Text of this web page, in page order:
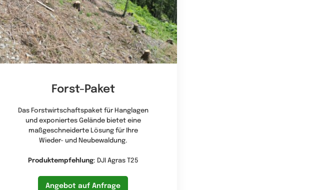
Forst-Paket
Das Forstwirtschaftspaket für Hanglagen
und exponiertes Gelände bietet eine
maßgeschneiderte Lösung für Ihre
Wieder- und Neubewaldung.
Produktempfehlung: DJI Agras T25
Angebot auf Anfrage